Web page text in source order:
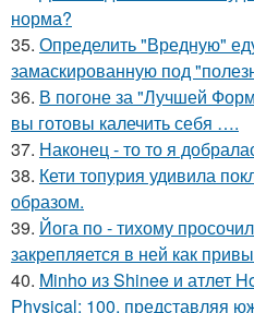
норма?
35. Определить "Вредную"
замаскированную под
36. В погоне за "Лучшей
вы готовы калечить себя ….
37. Наконец - то то я
38. Кети топурия удивила
образом.
39. Йога по - тихому
закрепляется в ней как
40. Minho из Shinee и атлет
Physical: 100, представляя